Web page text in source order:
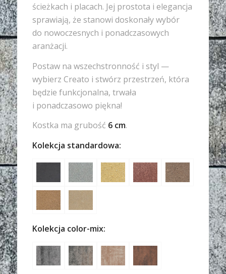
ścieżkach i placach. Jej prostota i elegancja
sprawiają, że stanowi doskonały wybór
do nowoczesnych i ponadczasowych
aranżacji.
Postaw na wszechstronność i styl —
wybierz Creato i stwórz przestrzeń, która
będzie funkcjonalna, trwała
i ponadczasowo piękna!
Kostka ma grubość 6 cm.
Kolekcja standardowa:
Kolekcja color-mix: